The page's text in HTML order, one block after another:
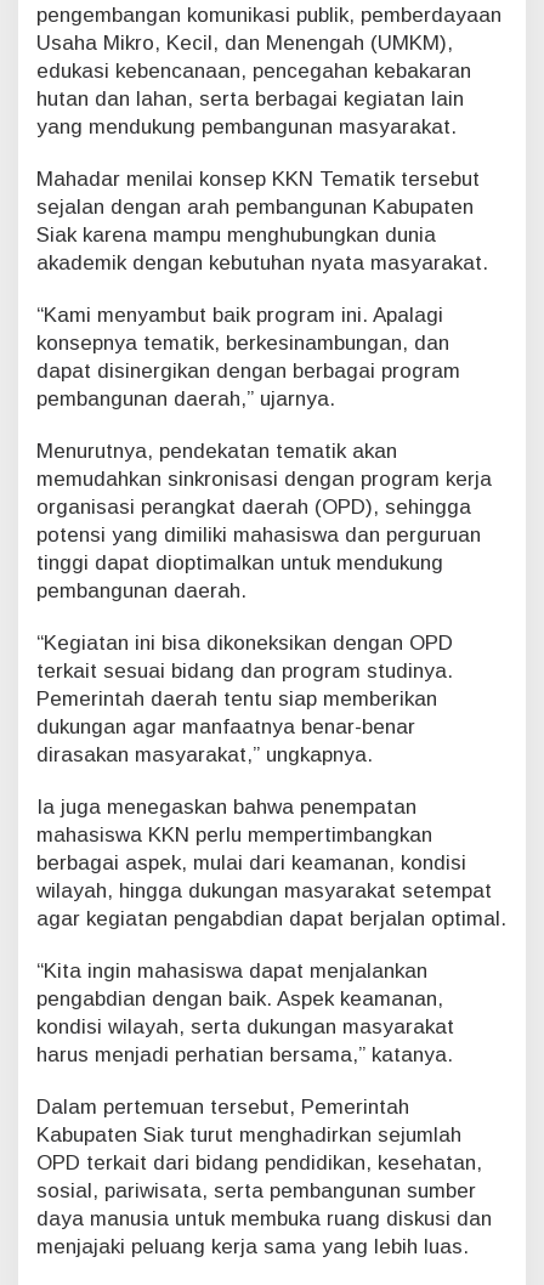
pengembangan komunikasi publik, pemberdayaan
Usaha Mikro, Kecil, dan Menengah (UMKM),
edukasi kebencanaan, pencegahan kebakaran
hutan dan lahan, serta berbagai kegiatan lain
yang mendukung pembangunan masyarakat.
Mahadar menilai konsep KKN Tematik tersebut
sejalan dengan arah pembangunan Kabupaten
Siak karena mampu menghubungkan dunia
akademik dengan kebutuhan nyata masyarakat.
“Kami menyambut baik program ini. Apalagi
konsepnya tematik, berkesinambungan, dan
dapat disinergikan dengan berbagai program
pembangunan daerah,” ujarnya.
Menurutnya, pendekatan tematik akan
memudahkan sinkronisasi dengan program kerja
organisasi perangkat daerah (OPD), sehingga
potensi yang dimiliki mahasiswa dan perguruan
tinggi dapat dioptimalkan untuk mendukung
pembangunan daerah.
“Kegiatan ini bisa dikoneksikan dengan OPD
terkait sesuai bidang dan program studinya.
Pemerintah daerah tentu siap memberikan
dukungan agar manfaatnya benar-benar
dirasakan masyarakat,” ungkapnya.
Ia juga menegaskan bahwa penempatan
mahasiswa KKN perlu mempertimbangkan
berbagai aspek, mulai dari keamanan, kondisi
wilayah, hingga dukungan masyarakat setempat
agar kegiatan pengabdian dapat berjalan optimal.
“Kita ingin mahasiswa dapat menjalankan
pengabdian dengan baik. Aspek keamanan,
kondisi wilayah, serta dukungan masyarakat
harus menjadi perhatian bersama,” katanya.
Dalam pertemuan tersebut, Pemerintah
Kabupaten Siak turut menghadirkan sejumlah
OPD terkait dari bidang pendidikan, kesehatan,
sosial, pariwisata, serta pembangunan sumber
daya manusia untuk membuka ruang diskusi dan
menjajaki peluang kerja sama yang lebih luas.